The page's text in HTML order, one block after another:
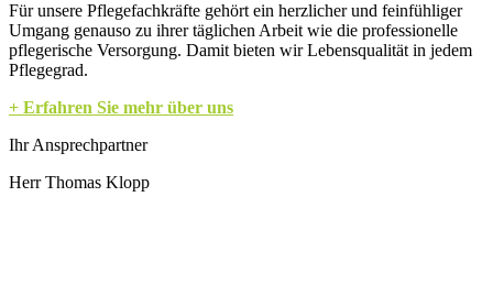
Für unsere Pflegefachkräfte gehört ein herzlicher und feinfühliger
Umgang genauso zu ihrer täglichen Arbeit wie die professionelle
pflegerische Versorgung. Damit bieten wir Lebensqualität in jedem
Pflegegrad.
+ Erfahren Sie mehr über uns
Ihr Ansprechpartner
Herr Thomas Klopp